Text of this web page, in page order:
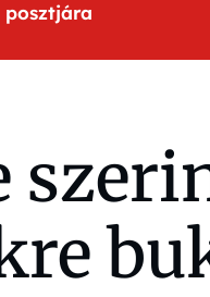
posztjára